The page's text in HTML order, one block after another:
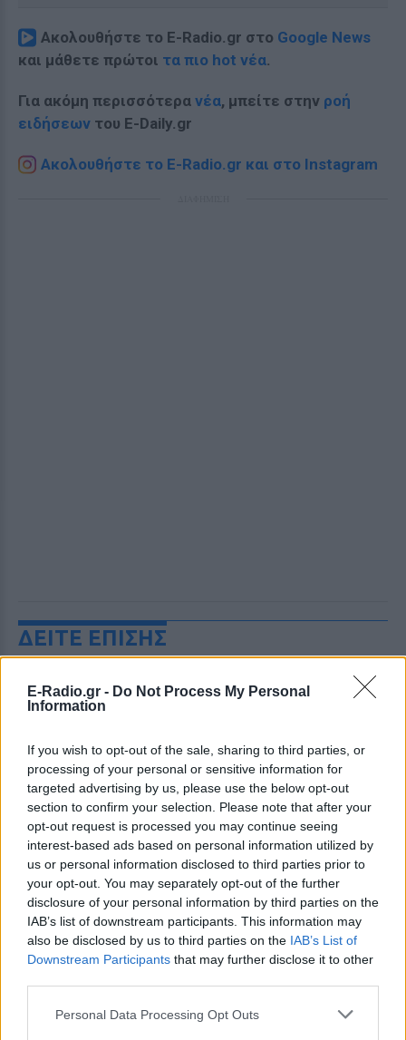
E-Radio.gr - Do Not Process My Personal
Information
If you wish to opt-out of the sale, sharing to third parties, or
processing of your personal or sensitive information for
targeted advertising by us, please use the below opt-out
section to confirm your selection. Please note that after your
opt-out request is processed you may continue seeing
interest-based ads based on personal information utilized by
us or personal information disclosed to third parties prior to
your opt-out. You may separately opt-out of the further
disclosure of your personal information by third parties on the
IAB’s list of downstream participants. This information may
also be disclosed by us to third parties on the IAB’s List of
Downstream Participants that may further disclose it to other
Personal Data Processing Opt Outs
Ακολουθήστε το E-Radio.gr στο Google News
και μάθετε πρώτοι τα πιο hot νέα.
Για ακόμη περισσότερα νέα, μπείτε στην ροή
ειδήσεων του E-Daily.gr
Ακολουθήστε το E-Radio.gr και στο Instagram
ΔΕΙΤΕ ΕΠΙΣΗΣ
ΣΤΗΝ ΙΔΙΑ ΚΑΤΗΓΟΡΙΑ
επόμενες 48 ώρες: Αυξημένος
ο κίνδυνος φωτιάς, συναγερμός
σε 6 περιφέρειες
ΣΉΜΕΡΑ
Το επόμενο 48ωρο, επομένως, απαιτεί
αυξημένη προσοχή, καθώς οι υψηλές
θερμοκρασίες, η ξηρασία και οι ισχυροί
άνεμοι δημιουργούν ένα περιβάλλον
ιδιαίτερα ευνοϊκό για την ταχεία
εξάπλωση μιας πυρκαγιάς
Σοκαριστικό βίντεο: Η στιγμή
που ο 14χρονος ανοίγει πυρ και
σκορπάει τον θάνατο σε
σχολείο στη Ταϊλάνδη
ΣΉΜΕΡΑ